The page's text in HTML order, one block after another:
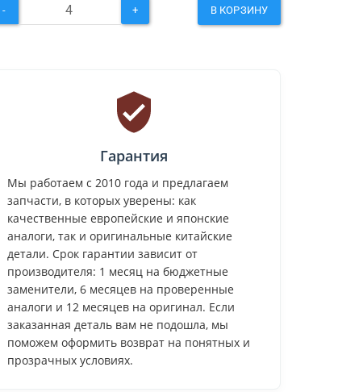
- + В КОРЗИНУ
Гарантия
Мы работаем с 2010 года и предлагаем
запчасти, в которых уверены: как
качественные европейские и японские
аналоги, так и оригинальные китайские
детали. Срок гарантии зависит от
производителя: 1 месяц на бюджетные
заменители, 6 месяцев на проверенные
аналоги и 12 месяцев на оригинал. Если
заказанная деталь вам не подошла, мы
поможем оформить возврат на понятных и
прозрачных условиях.